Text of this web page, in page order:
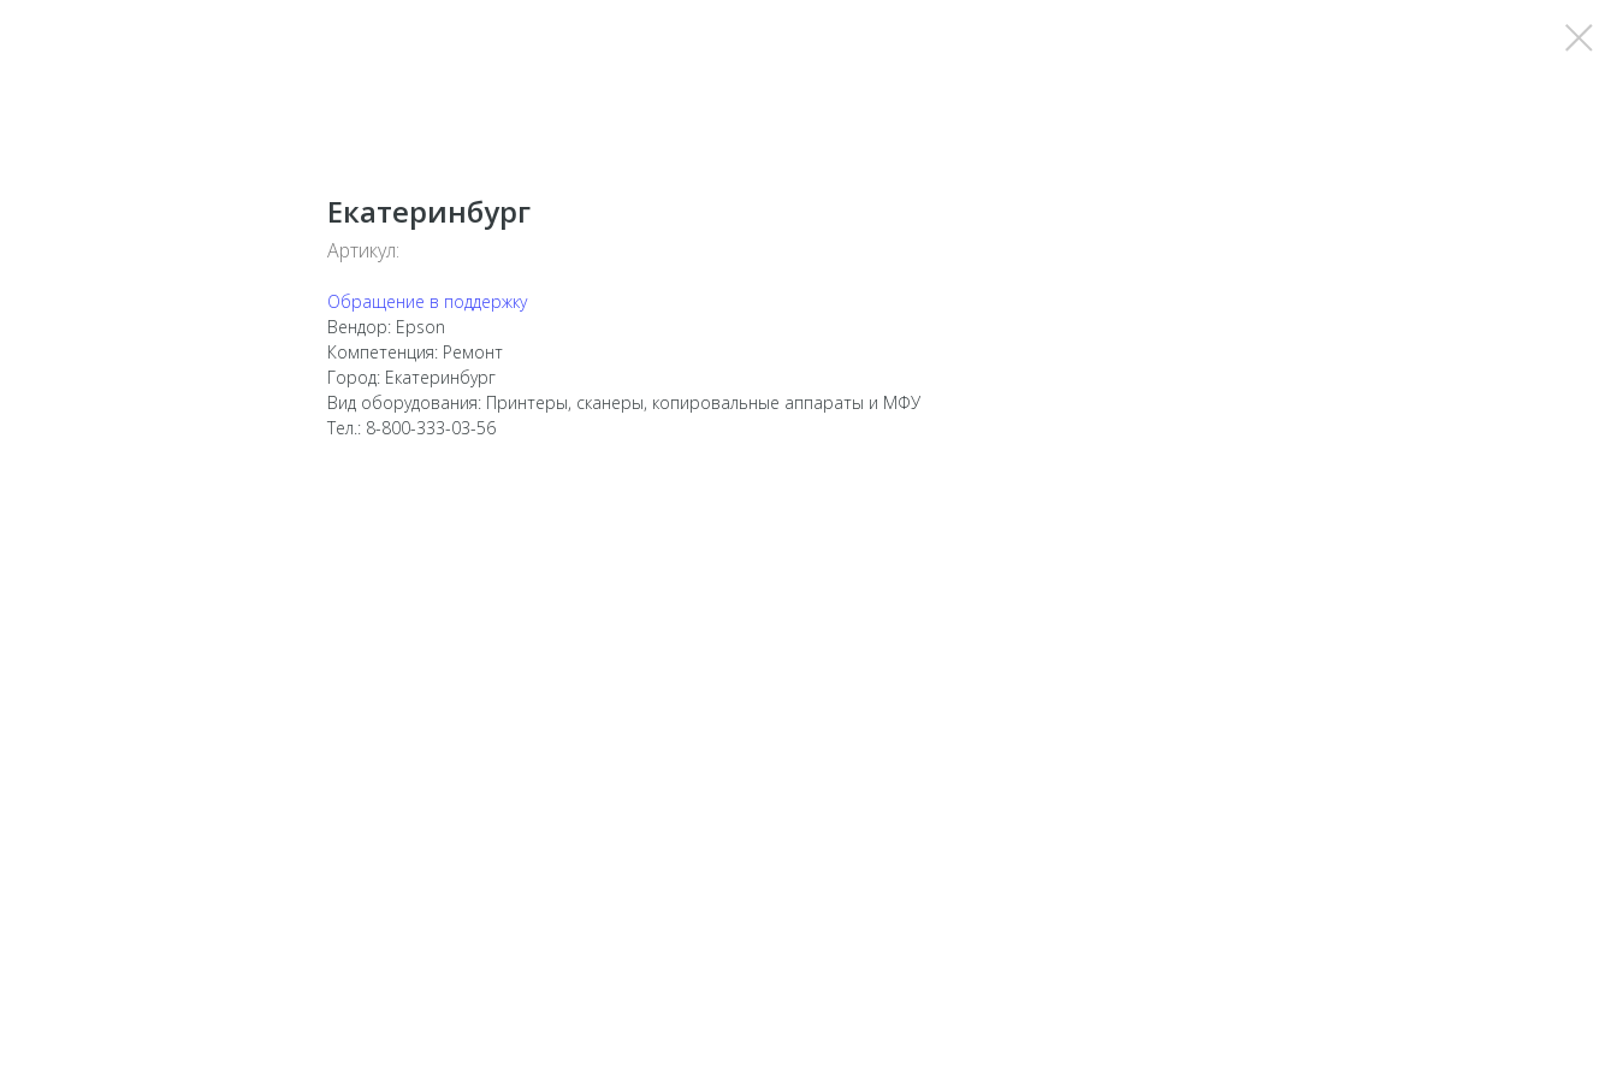
Екатеринбург
Артикул:
Обращение в поддержку
Вендор: Epson
Компетенция: Ремонт
Город: Екатеринбург
Вид оборудования: Принтеры, сканеры, копировальные аппараты и МФУ
Тел.: 8-800-333-03-56